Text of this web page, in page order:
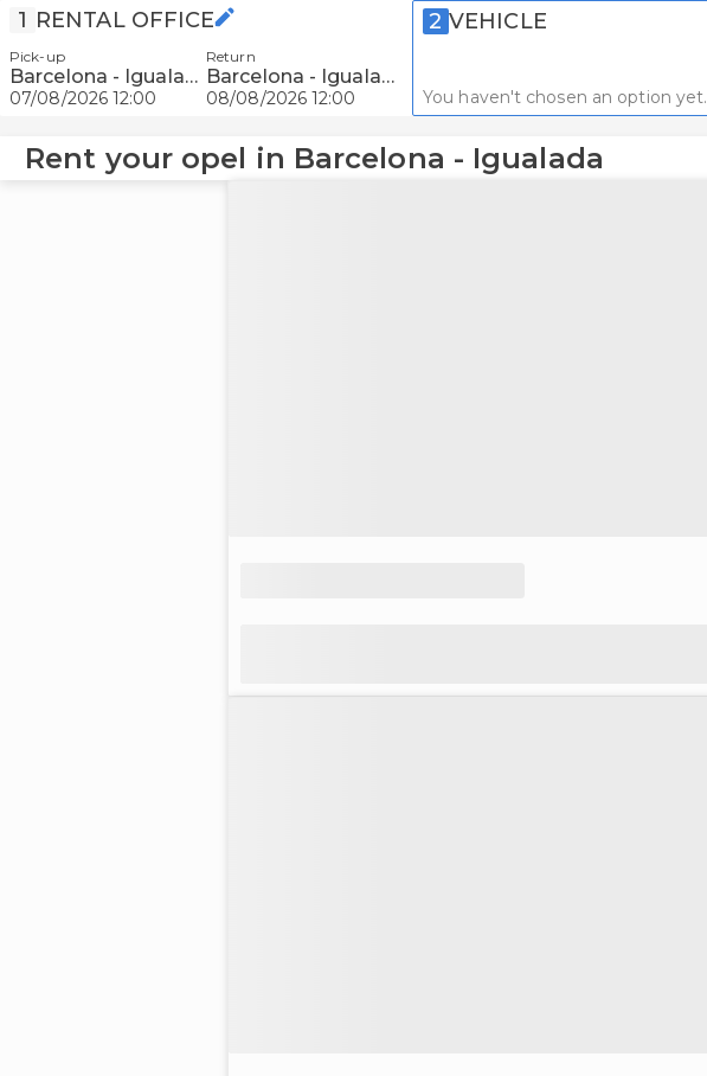
1 RENTAL OFFICE
Pick-up
Barcelona - Igualada
07/08/2026 12:00
Return
Barcelona - Igualada
08/08/2026 12:00
2 VEHICLE
You haven't chosen an option yet.
Rent your opel in Barcelona - Igualada